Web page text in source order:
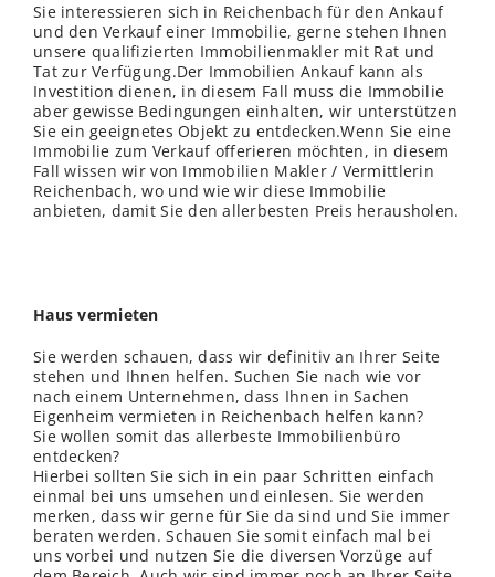
Sie interessieren sich in Reichenbach für den Ankauf
und den Verkauf einer Immobilie, gerne stehen Ihnen
unsere qualifizierten Immobilienmakler mit Rat und
Tat zur Verfügung.Der Immobilien Ankauf kann als
Investition dienen, in diesem Fall muss die Immobilie
aber gewisse Bedingungen einhalten, wir unterstützen
Sie ein geeignetes Objekt zu entdecken.Wenn Sie eine
Immobilie zum Verkauf offerieren möchten, in diesem
Fallwissen wir von Immobilien Makler / Vermittlerin
Reichenbach, wo und wie wir diese Immobilie
anbieten, damit Sie den allerbesten Preis herausholen.
Haus vermieten
Sie werden schauen, dass wir definitiv an Ihrer Seite
stehen und Ihnen helfen. Suchen Sie nach wie vor
nach einem Unternehmen, dass Ihnen in Sachen
Eigenheim vermieten in Reichenbach helfen kann?
Sie wollen somit das allerbeste Immobilienbüro
entdecken?
Hierbei sollten Sie sich in ein paar Schritten einfach
einmal bei uns umsehen und einlesen. Sie werden
merken, dass wir gerne für Sie da sind und Sie immer
beraten werden. Schauen Sie somit einfach mal bei
uns vorbei und nutzen Sie die diversen Vorzüge auf